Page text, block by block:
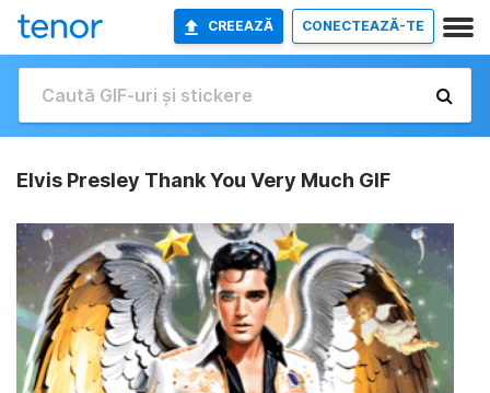
CREEAZĂ CONECTEAZĂ-TE
Elvis Presley Thank You Very Much GIF